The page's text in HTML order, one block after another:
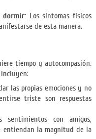
dormir:Los síntomas físicos
de esta manera.
tiempo y autocompasión.
las propias emociones y no
triste son respuestas
con amigos,
entiendan la magnitud de la